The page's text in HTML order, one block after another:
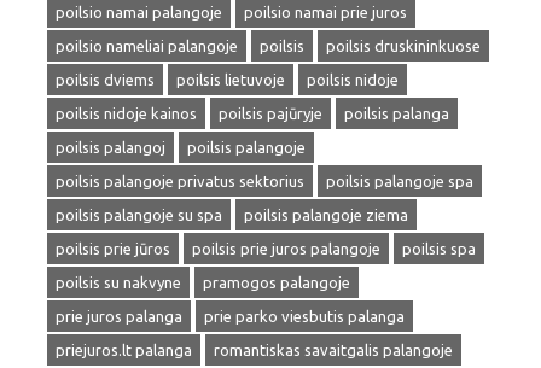
poilsio namai palangoje
poilsio namai prie juros
poilsio nameliai palangoje
poilsis
poilsis druskininkuose
poilsis dviems
poilsis lietuvoje
poilsis nidoje
poilsis nidoje kainos
poilsis pajūryje
poilsis palanga
poilsis palangoj
poilsis palangoje
poilsis palangoje privatus sektorius
poilsis palangoje spa
poilsis palangoje su spa
poilsis palangoje ziema
poilsis prie jūros
poilsis prie juros palangoje
poilsis spa
poilsis su nakvyne
pramogos palangoje
prie juros palanga
prie parko viesbutis palanga
priejuros.lt palanga
romantiskas savaitgalis palangoje